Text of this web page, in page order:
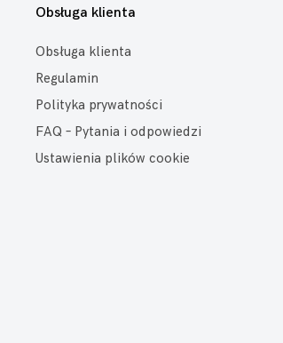
Obsługa klienta
Obsługa klienta
Regulamin
Polityka prywatności
FAQ – Pytania i odpowiedzi
Ustawienia plików cookie